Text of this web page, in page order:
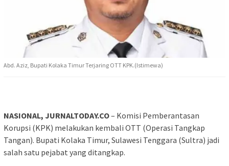
Abd. Aziz, Bupati Kolaka Timur Terjaring OTT KPK.(Istimewa)
NASIONAL, JURNALTODAY.CO– Komisi Pemberantasan
Korupsi (KPK) melakukan kembali OTT (Operasi Tangkap
Tangan). Bupati Kolaka Timur, Sulawesi Tenggara (Sultra) jadi
salah satu pejabat yang ditangkap.